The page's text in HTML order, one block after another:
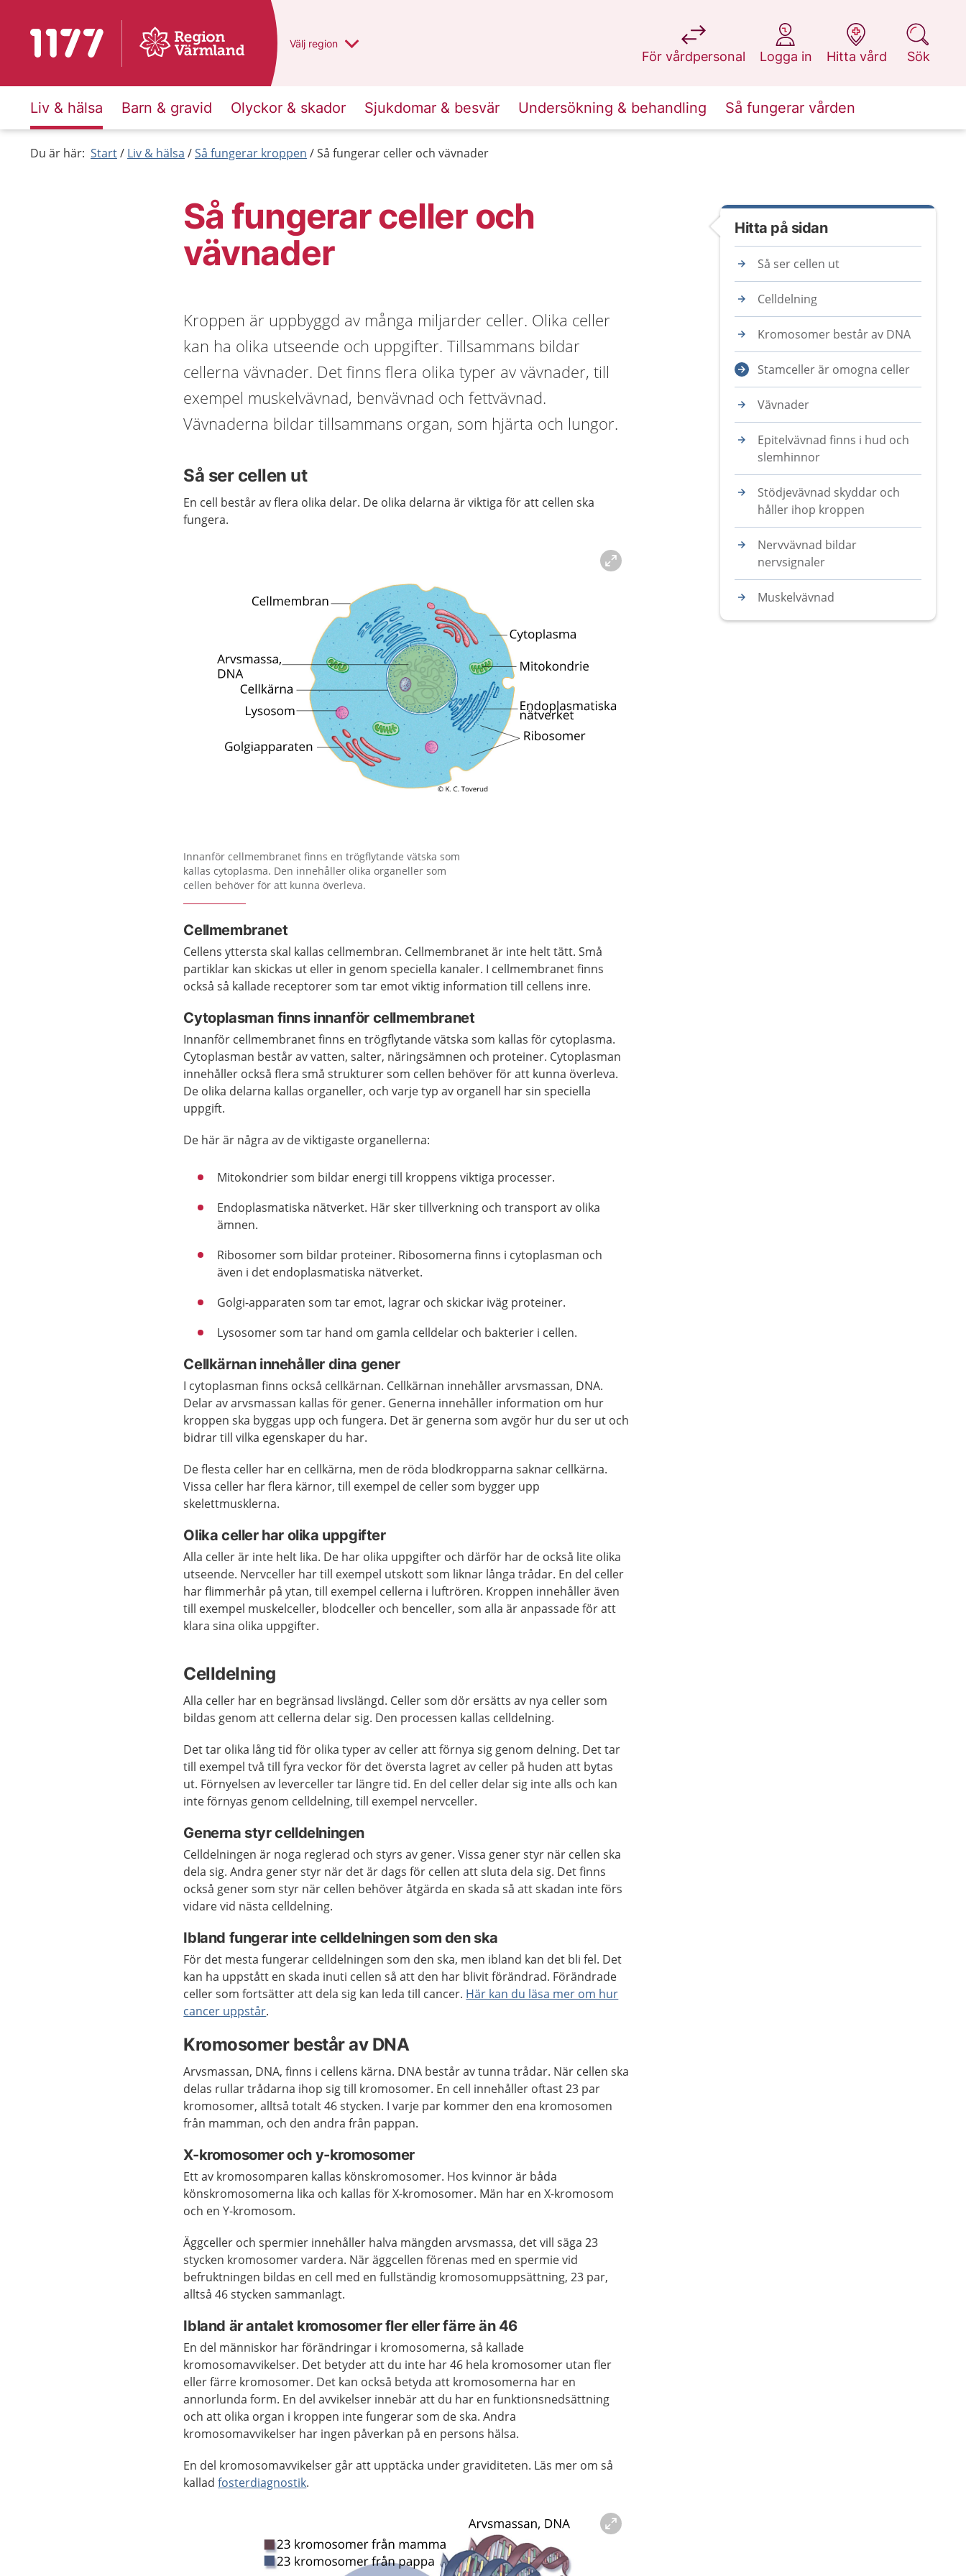
Till startsidan för 1177 Du har valt region
Välj en annan
region
För vårdpersonal
på 1177.se
Logga in
på 1177.se
Hitta vård
på 1177.se
Sök
på 1177.se
Liv & hälsa Barn & gravid Olyckor & skador Sjukdomar & besvär Undersökning & behandling Så fungerar vården
Du är här: Start Liv & hälsa Så fungerar kroppen Så fungerar celler och vävnader
Så fungerar celler och
vävnader
Kroppen är uppbyggd av många miljarder celler. Olika celler
kan ha olika utseende och uppgifter. Tillsammans bildar
cellerna vävnader. Det finns flera olika typer av vävnader, till
exempel muskelvävnad, benvävnad och fettvävnad.
Vävnaderna bildar tillsammans organ, som hjärta och lungor.
Så ser cellen ut
En cell består av flera olika delar. De olika delarna är viktiga för att cellen ska
fungera.
Förstora bilden
Innanför cellmembranet finns en trögflytande vätska som
kallas cytoplasma. Den innehåller olika organeller som
cellen behöver för att kunna överleva.
Cellmembranet
Cellens yttersta skal kallas cellmembran. Cellmembranet är inte helt tätt. Små
partiklar kan skickas ut eller in genom speciella kanaler. I cellmembranet finns
också så kallade receptorer som tar emot viktig information till cellens inre.
Cytoplasman finns innanför cellmembranet
Innanför cellmembranet finns en trögflytande vätska som kallas för cytoplasma.
Cytoplasman består av vatten, salter, näringsämnen och proteiner. Cytoplasman
innehåller också flera små strukturer som cellen behöver för att kunna överleva.
De olika delarna kallas organeller, och varje typ av organell har sin speciella
uppgift.
De här är några av de viktigaste organellerna:
Mitokondrier som bildar energi till kroppens viktiga processer.
Endoplasmatiska nätverket. Här sker tillverkning och transport av olika
ämnen.
Ribosomer som bildar proteiner. Ribosomerna finns i cytoplasman och
även i det endoplasmatiska nätverket.
Golgi-apparaten som tar emot, lagrar och skickar iväg proteiner.
Lysosomer som tar hand om gamla celldelar och bakterier i cellen.
Cellkärnan innehåller dina gener
I cytoplasman finns också cellkärnan. Cellkärnan innehåller arvsmassan, DNA.
Delar av arvsmassan kallas för gener. Generna innehåller information om hur
kroppen ska byggas upp och fungera. Det är generna som avgör hur du ser ut och
bidrar till vilka egenskaper du har.
De flesta celler har en cellkärna, men de röda blodkropparna saknar cellkärna.
Vissa celler har flera kärnor, till exempel de celler som bygger upp
skelettmusklerna.
Olika celler har olika uppgifter
Alla celler är inte helt lika. De har olika uppgifter och därför har de också lite olika
utseende. Nervceller har till exempel utskott som liknar långa trådar. En del celler
har flimmerhår på ytan, till exempel cellerna i luftrören. Kroppen innehåller även
till exempel muskelceller, blodceller och benceller, som alla är anpassade för att
klara sina olika uppgifter.
Celldelning
Alla celler har en begränsad livslängd. Celler som dör ersätts av nya celler som
bildas genom att cellerna delar sig. Den processen kallas celldelning.
Det tar olika lång tid för olika typer av celler att förnya sig genom delning. Det tar
till exempel två till fyra veckor för det översta lagret av celler på huden att bytas
ut. Förnyelsen av leverceller tar längre tid. En del celler delar sig inte alls och kan
inte förnyas genom celldelning, till exempel nervceller.
Generna styr celldelningen
Celldelningen är noga reglerad och styrs av gener. Vissa gener styr när cellen ska
dela sig. Andra gener styr när det är dags för cellen att sluta dela sig. Det finns
också gener som styr när cellen behöver åtgärda en skada så att skadan inte förs
vidare vid nästa celldelning.
Ibland fungerar inte celldelningen som den ska
För det mesta fungerar celldelningen som den ska, men ibland kan det bli fel. Det
kan ha uppstått en skada inuti cellen så att den har blivit förändrad. Förändrade
celler som fortsätter att dela sig kan leda till cancer. Här kan du läsa mer om hur
cancer uppstår.
Kromosomer består av DNA
Arvsmassan, DNA, finns i cellens kärna. DNA består av tunna trådar. När cellen ska
delas rullar trådarna ihop sig till kromosomer. En cell innehåller oftast 23 par
kromosomer, alltså totalt 46 stycken. I varje par kommer den ena kromosomen
från mamman, och den andra från pappan.
X-kromosomer och y-kromosomer
Ett av kromosomparen kallas könskromosomer. Hos kvinnor är båda
könskromosomerna lika och kallas för X-kromosomer. Män har en X-kromosom
och en Y-kromosom.
Äggceller och spermier innehåller halva mängden arvsmassa, det vill säga 23
stycken kromosomer vardera. När äggcellen förenas med en spermie vid
befruktningen bildas en cell med en fullständig kromosomuppsättning, 23 par,
alltså 46 stycken sammanlagt.
Ibland är antalet kromosomer fler eller färre än 46
En del människor har förändringar i kromosomerna, så kallade
kromosomavvikelser. Det betyder att du inte har 46 hela kromosomer utan fler
eller färre kromosomer. Det kan också betyda att kromosomerna har en
annorlunda form. En del avvikelser innebär att du har en funktionsnedsättning
och att olika organ i kroppen inte fungerar som de ska. Andra
kromosomavvikelser har ingen påverkan på en persons hälsa.
En del kromosomavvikelser går att upptäcka under graviditeten. Läs mer om så
kalladfosterdiagnostik.
Hitta på sidan
Så ser cellen ut
Celldelning
Kromosomer består av DNA
Stamceller är omogna celler
Vävnader
Epitelvävnad finns i hud och
slemhinnor
Stödjevävnad skyddar och
håller ihop kroppen
Nervvävnad bildar
nervsignaler
Muskelvävnad